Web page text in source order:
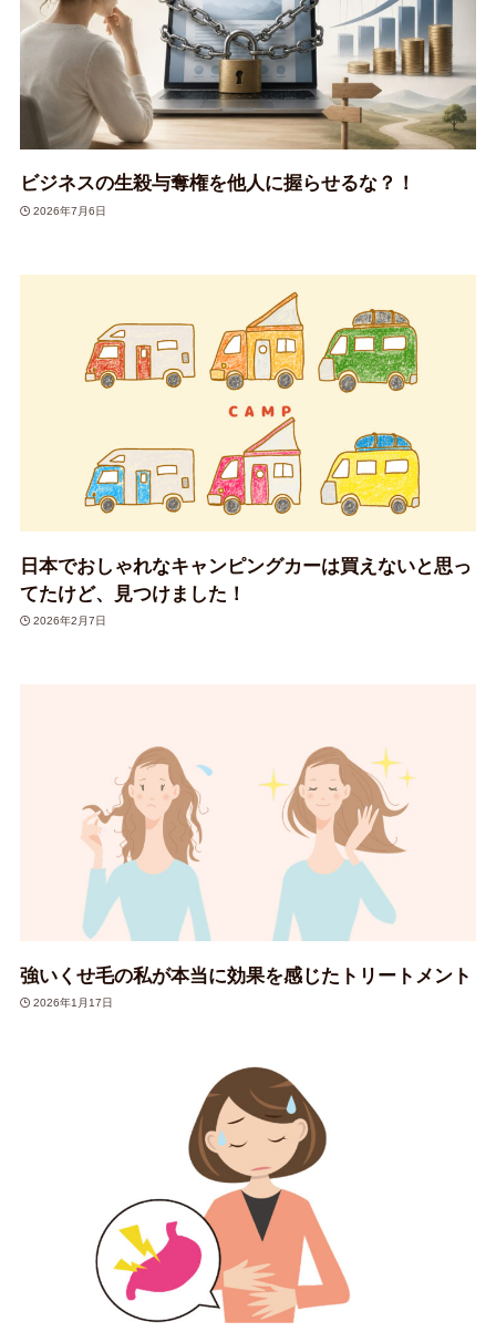
ビジネスの生殺与奪権を他人に握らせるな？！
2026年7月6日
日本でおしゃれなキャンピングカーは買えないと思っ
てたけど、見つけました！
2026年2月7日
強いくせ毛の私が本当に効果を感じたトリートメント
2026年1月17日